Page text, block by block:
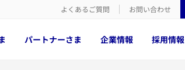
よくあるご質問 お問い合わせ
パートナーさま 企業情報 採用情報